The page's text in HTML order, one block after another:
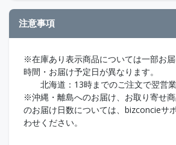
注意事項
※在庫あり表示商品については一部お
時間・お届け予定日が異なります。
北海道：13時までのご注文で翌営業
※沖縄・離島へのお届け、お取り寄せ
のお届け日数については、bizconcieサ
わせください。